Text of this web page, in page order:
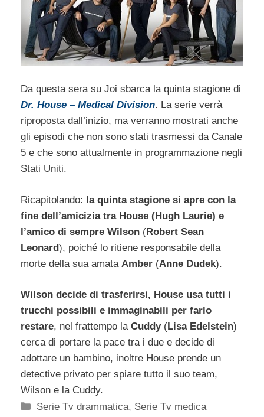
Da questa sera su Joi sbarca la quinta stagione di
Dr. House – Medical Division. La serie verrà
riproposta dall’inizio, ma verranno mostrati anche
gli episodi che non sono stati trasmessi da Canale
5 e che sono attualmente in programmazione negli
Stati Uniti.
Ricapitolando: la quinta stagione si apre con la
fine dell’amicizia tra House (Hugh Laurie) e
l’amico di sempre Wilson (Robert Sean
Leonard), poiché lo ritiene responsabile della
morte della sua amata Amber (Anne Dudek).
Wilson decide di trasferirsi, House usa tutti i
trucchi possibili e immaginabili per farlo
restare, nel frattempo la Cuddy(Lisa Edelstein)
cerca di portare la pace tra i due e decide di
adottare un bambino, inoltre House prende un
detective privato per spiare tutto il suo team,
Wilson e la Cuddy.
Categorie
Serie Tv drammatica, Serie Tv medica